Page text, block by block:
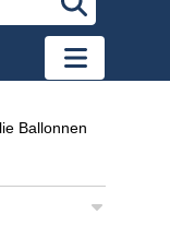
"Zoeken
"Toggle
Ballonnen